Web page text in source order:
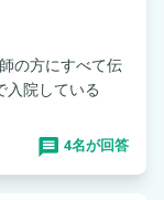
の方にすべて伝
入院している
4名が回答